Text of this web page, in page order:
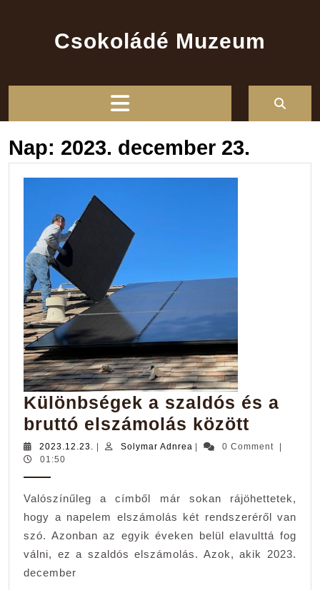
Csokoládé Muzeum
Nap: 2023. december 23.
Különbségek a szaldós és a
bruttó elszámolás között
a
a
bruttó
2023.12.23. 2023.12.23.Solymar Adnrea Solymar0 Comment
01:50
Valószínűleg a címből már sokan rájöhettetek,
hogy a napelem elszámolás két rendszeréről van
szó. Azonban az egyik éveken belül elavulttá fog
válni, ez a szaldós elszámolás. Azok, akik 2023.
december